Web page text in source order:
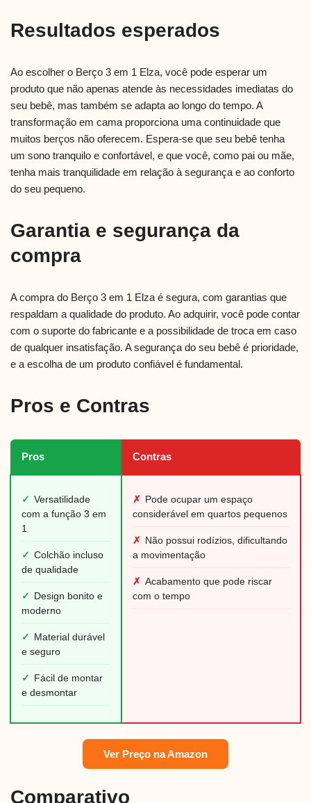
Resultados esperados
Ao escolher o Berço 3 em 1 Elza, você pode esperar um
produto que não apenas atende às necessidades imediatas do
seu bebê, mas também se adapta ao longo do tempo. A
transformação em cama proporciona uma continuidade que
muitos berços não oferecem. Espera-se que seu bebê tenha
um sono tranquilo e confortável, e que você, como pai ou mãe,
tenha mais tranquilidade em relação à segurança e ao conforto
do seu pequeno.
Garantia e segurança da
compra
A compra do Berço 3 em 1 Elza é segura, com garantias que
respaldam a qualidade do produto. Ao adquirir, você pode contar
com o suporte do fabricante e a possibilidade de troca em caso
de qualquer insatisfação. A segurança do seu bebê é prioridade,
e a escolha de um produto confiável é fundamental.
Pros e Contras
Pros Contras
✓ Versatilidade
com a função 3 em
1
✓ Colchão incluso
de qualidade
✓
Design bonito e
moderno
✓
Material durável
e seguro
✓
Fácil de montar
e desmontar
✗ Pode ocupar um espaço
considerável em quartos pequenos
✗ Não possui rodízios, dificultando
a movimentação
✗ Acabamento que pode riscar
com o tempo
Ver Preço na Amazon
Comparativo